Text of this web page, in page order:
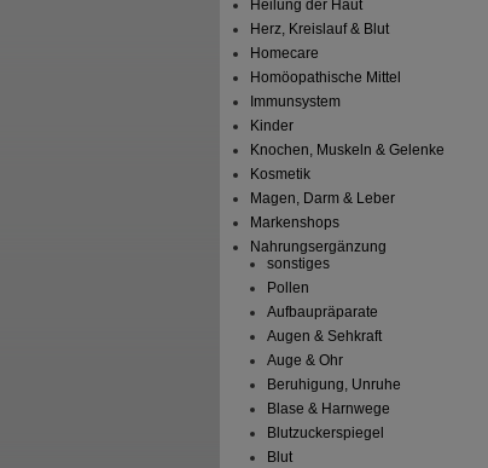
Heilung der Haut
Herz, Kreislauf & Blut
Homecare
Homöopathische Mittel
Immunsystem
Kinder
Knochen, Muskeln & Gelenke
Kosmetik
Magen, Darm & Leber
Markenshops
Nahrungsergänzung
sonstiges
Pollen
Aufbaupräparate
Augen & Sehkraft
Auge & Ohr
Beruhigung, Unruhe
Blase & Harnwege
Blutzuckerspiegel
Blut